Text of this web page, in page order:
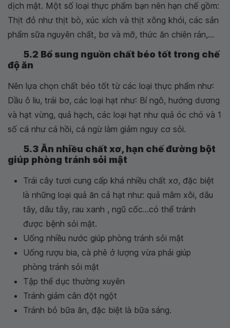
dịch mật. Một số loại thực phẩm bạn nên hạn chế gồm:
Thịt đỏ như thịt bò, xúc xích và thịt xông khói, các sản
phẩm sữa nguyên chất, bơ và mỡ, thức ăn chiên rán,...
5.2 Bổ sung nguồn chất béo tốt trong chế
độ ăn
Nên lựa chọn chất béo tốt từ các loại thực phẩm như:
Dầu ô liu, trái bơ, các loại hạt như: Bí ngô, hướng dương
và hạt vừng, quả hạch, các loại hạt như quả óc chó và 1
số cá như cá hồi, cá ngừ làm giảm nguy cơ sỏi.
5.3 Ăn nhiều chất xơ, hạn chế đường bột
giúp phòng tránh sỏi mật
Trái cây tươi cung cấp khá nhiều chất xơ, đặc biệt
là những loại quả ăn cả hạt như: quả mâm xôi, dâu
tây, dâu tây, rau xanh , ngũ cốc...có thể tránh
được bệnh sỏi mật.
Uống nhiều nước giúp phòng tránh sỏi mật
Uống rượu bia, cà phê ở lượng vừa phải giúp
phòng tránh sỏi mật
Tập thể dục thường xuyên
Tránh giảm cân đột ngột
Tránh bỏ bữa ăn, đặc biệt là bữa sáng.